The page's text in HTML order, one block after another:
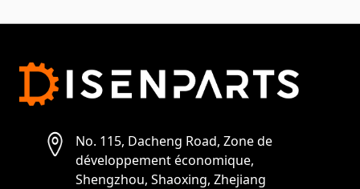
No. 115, Dacheng Road, Zone de
développement économique,
Shengzhou, Shaoxing, Zhejiang